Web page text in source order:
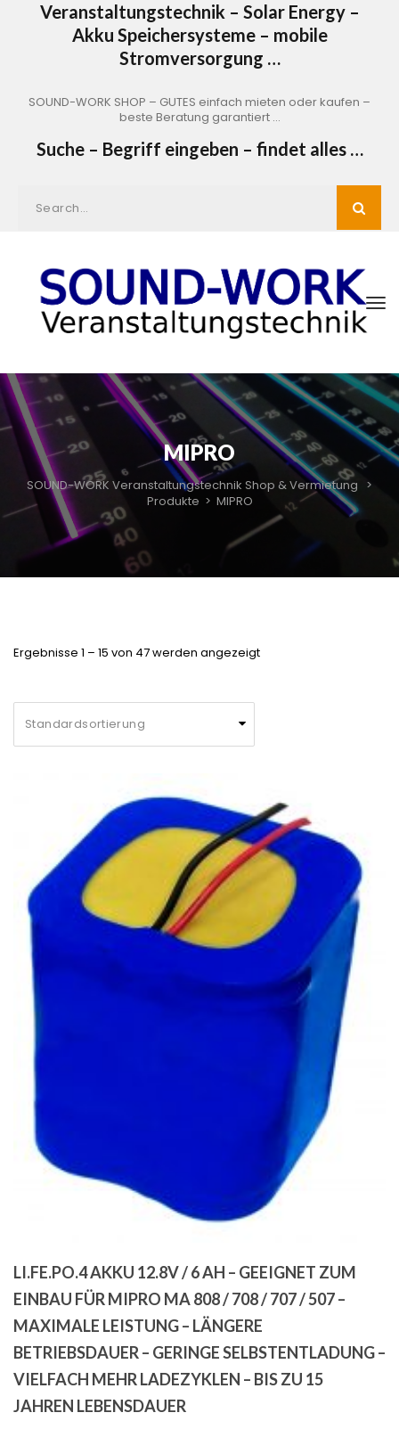
Veranstaltungstechnik – Solar Energy –
Akku Speichersysteme – mobile
Stromversorgung …
SOUND-WORK SHOP – GUTES einfach mieten oder kaufen –
beste Beratung garantiert …
Suche – Begriff eingeben – findet alles …
MIPRO
SOUND-WORK Veranstaltungstechnik Shop & Vermietung >
Produkte > MIPRO
Ergebnisse 1 – 15 von 47 werden angezeigt
LI.FE.PO.4 AKKU 12.8V / 6 AH – GEEIGNET ZUM
EINBAU FÜR MIPRO MA 808 / 708 / 707 / 507 –
MAXIMALE LEISTUNG – LÄNGERE
BETRIEBSDAUER – GERINGE SELBSTENTLADUNG –
VIELFACH MEHR LADEZYKLEN – BIS ZU 15
JAHREN LEBENSDAUER